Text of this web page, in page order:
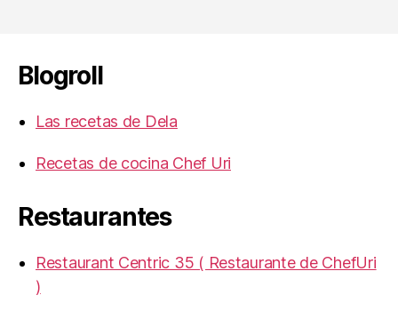
Blogroll
Las recetas de Dela
Recetas de cocina Chef Uri
Restaurantes
Restaurant Centric 35 ( Restaurante de ChefUri
)